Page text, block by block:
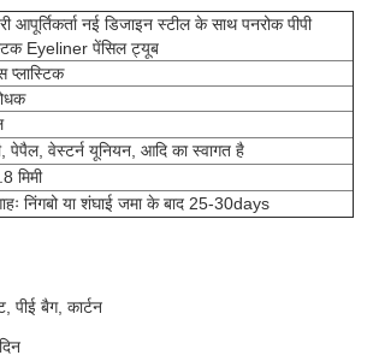
आपूर्तिकर्ता नई डिजाइन स्टील के साथ पनरोक पीपी
Eyeliner पेंसिल ट्यूब
प्लास्टिक
पेपैल, वेस्टर्न यूनियन, आदि का स्वागत है
मिमी
निंगबो या शंघाई जमा के बाद 25-30days
पीई बैग, कार्टन